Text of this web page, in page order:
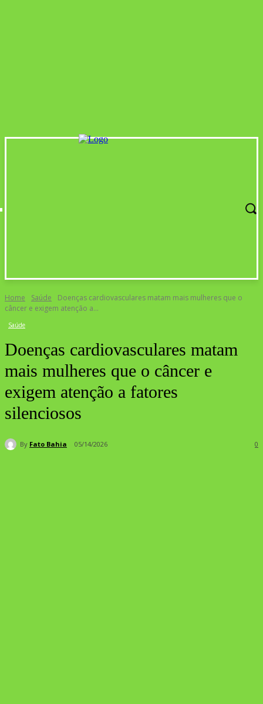
Home Saúde
Doenças cardiovasculares matam mais mulheres que o
câncer e exigem atenção a...
Saúde
Doenças cardiovasculares matam
mais mulheres que o câncer e
exigem atenção a fatores
silenciosos
By Fato Bahia 05/14/2026 0